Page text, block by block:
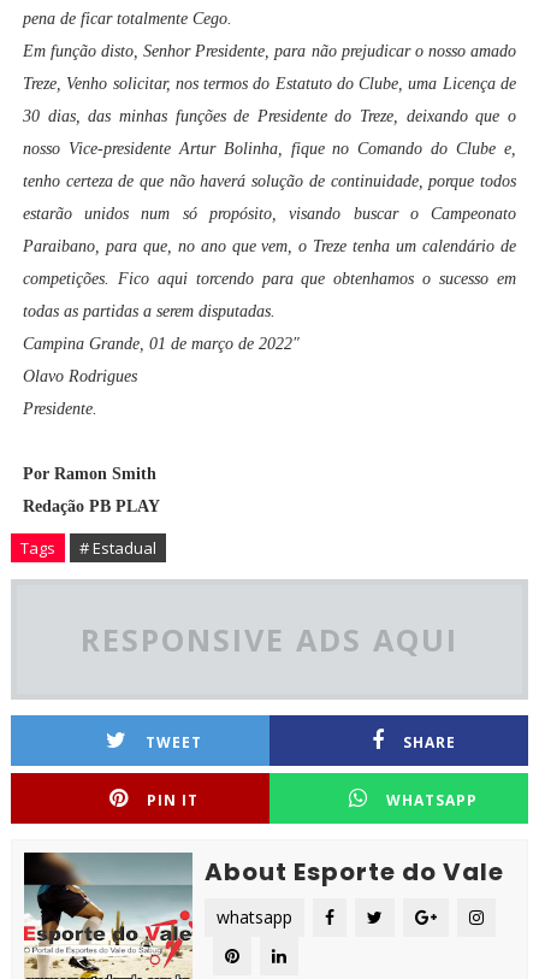
pena de ficar totalmente Cego.
Em função disto, Senhor Presidente, para não prejudicar o nosso amado
Treze, Venho solicitar, nos termos do Estatuto do Clube, uma Licença de
30 dias, das minhas funções de Presidente do Treze, deixando que o
nosso Vice-presidente Artur Bolinha, fique no Comando do Clube e,
tenho certeza de que não haverá solução de continuidade, porque todos
estarão unidos num só propósito, visando buscar o Campeonato
Paraibano, para que, no ano que vem, o Treze tenha um calendário de
competições. Fico aqui torcendo para que obtenhamos o sucesso em
todas as partidas a serem disputadas.
Campina Grande, 01 de março de 2022″
Olavo Rodrigues
Presidente.
Por Ramon Smith
Redação PB PLAY
Tags # Estadual
RESPONSIVE ADS AQUI
TWEET SHARE
PIN IT WHATSAPP
About Esporte do Vale
whatsapp